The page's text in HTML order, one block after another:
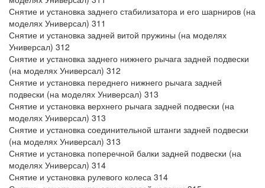
Снятие и установка заднего стабилизатора и его шарниров (на
моделях Универсал) 311
Снятие и установка задней витой пружины (на моделях
Универсал) 312
Снятие и установка заднего нижнего рычага задней подвески
(на моделях Универсал) 312
Снятие и установка переднего нижнего рычага задней
подвески (на моделях Универсал) 313
Снятие и установка верхнего рычага задней подвески (на
моделях Универсал) 313
Снятие и установка соединительной штанги задней подвески
(на моделях Универсал) 313
Снятие и установка поперечной балки задней подвески (на
моделях Универсал) 314
Снятие и установка рулевого колеса 314